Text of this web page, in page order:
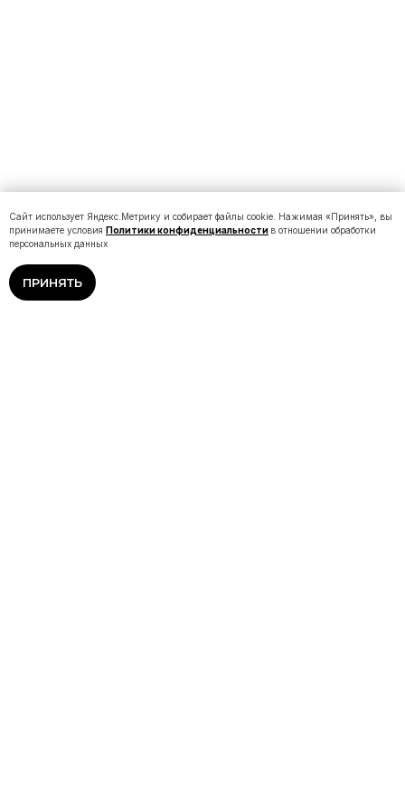
Сайт использует Яндекс.Метрику и собирает файлы cookie. Нажимая «Принять», вы
принимаете условия Политики конфиденциальности в отношении обработки
персональных данных
ПРИНЯТЬ